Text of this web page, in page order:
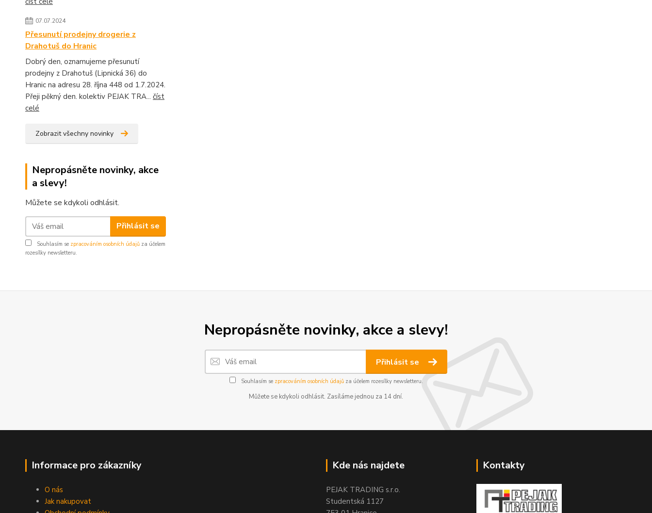
07.07.2024
Přesunutí prodejny drogerie z
Drahotuš do Hranic
Dobrý den, oznamujeme přesunutí
prodejny z Drahotuš (Lipnická 36) do
Hranic na adresu 28. října 448 od 1.7.2024.
Přeji pěkný den. kolektiv PEJAK TRA... číst
celé
Zobrazit všechny novinky
Nepropásněte novinky, akce
a slevy!
Můžete se kdykoli odhlásit.
Přihlásit se
Souhlasím se zpracováním osobních údajů za účelem
rozesílky newsletteru.
Nepropásněte novinky, akce a slevy!
Přihlásit se
Souhlasím se zpracováním osobních údajůza účelem rozesílky newsletteru.
Můžete se kdykoli odhlásit. Zasíláme jednou za 14 dní.
Informace pro zákazníky
O nás
Jak nakupovat
Kde nás najdete
PEJAK TRADING s.r.o.
Studentská 1127
Kontakty